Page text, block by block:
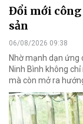
Đổi mới
sản
06/08/2026 09:38
Nhờ mạnh dạn ứng
Ninh Bình không
mà còn mở ra